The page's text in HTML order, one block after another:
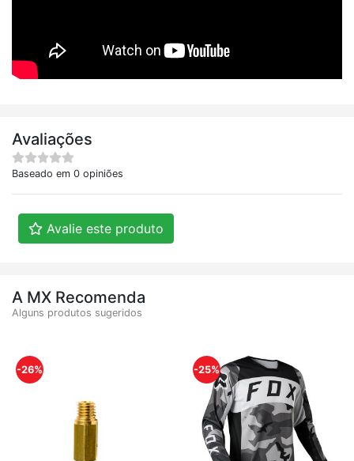
Avaliações
Baseado em 0 opiniões
Avalie este produto
A MX Recomenda
Alguns produtos sugeridos
-26% -25%